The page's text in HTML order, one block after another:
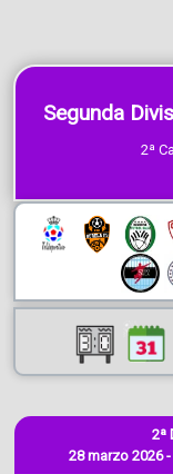
Segunda
2ª
28 marzo 2026
2ª